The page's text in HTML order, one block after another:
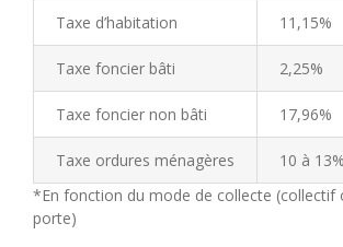
Taxe d’habitation 11,15%
Taxe foncier bâti 2,25%
Taxe foncier non bâti 17,96%
Taxe ordures ménagères 10 à
*En fonction du mode de collecte (collectif
porte)